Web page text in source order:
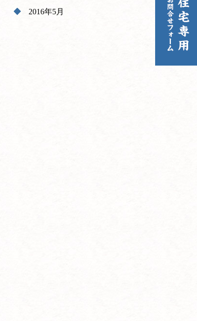
2016年5月